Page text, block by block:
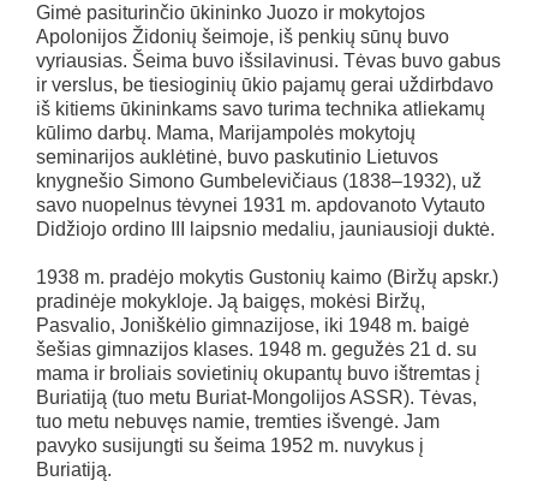
Gimė pasiturinčio ūkininko Juozo ir mokytojos
Apolonijos Židonių šeimoje, iš penkių sūnų buvo
vyriausias. Šeima buvo išsilavinusi. Tėvas buvo gabus
ir verslus, be tiesioginių ūkio pajamų gerai uždirbdavo
iš kitiems ūkininkams savo turima technika atliekamų
kūlimo darbų. Mama, Marijampolės mokytojų
seminarijos auklėtinė, buvo paskutinio Lietuvos
knygnešio Simono Gumbelevičiaus (1838–1932), už
savo nuopelnus tėvynei 1931 m. apdovanoto Vytauto
Didžiojo ordino III laipsnio medaliu, jauniausioji duktė.
1938 m. pradėjo mokytis Gustonių kaimo (Biržų apskr.)
pradinėje mokykloje. Ją baigęs, mokėsi Biržų,
Pasvalio, Joniškėlio gimnazijose, iki 1948 m. baigė
šešias gimnazijos klases. 1948 m. gegužės 21 d. su
mama ir broliais sovietinių okupantų buvo ištremtas į
Buriatiją (tuo metu Buriat-Mongolijos ASSR). Tėvas,
tuo metu nebuvęs namie, tremties išvengė. Jam
pavyko susijungti su šeima 1952 m. nuvykus į
Buriatiją.